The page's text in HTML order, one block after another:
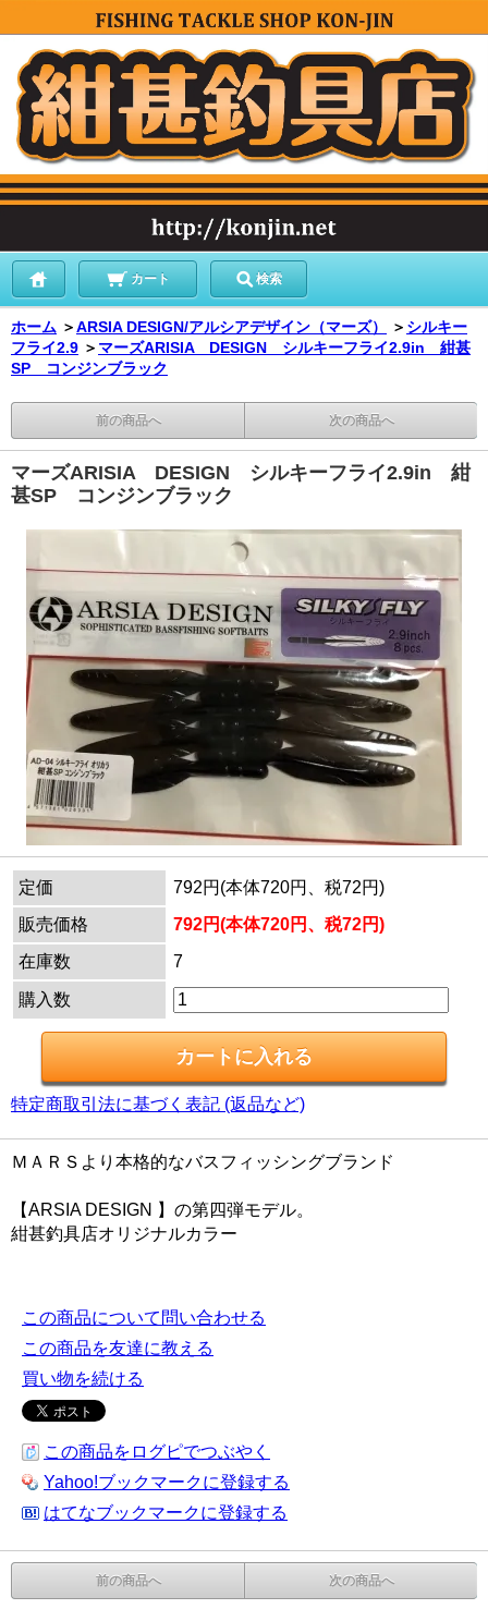
カート 検索
ホーム ＞ARSIA DESIGN/アルシアデザイン（マーズ） ＞ シルキー
フライ2.9 ＞ マーズARISIA DESIGN シルキーフライ2.9in 紺甚
SP コンジンブラック
前の商品へ 次の商品へ
マーズARISIA DESIGN シルキーフライ2.9in 紺
甚SP コンジンブラック
定価
792円(本体720円、税72円)
販売価格
792円(本体720円、税72円)
在庫数
7
購入数
特定商取引法に基づく表記 (返品など)
ＭＡＲＳより本格的なバスフィッシングブランド
【ARSIA DESIGN 】の第四弾モデル。
紺甚釣具店オリジナルカラー
この商品について問い合わせる
この商品を友達に教える
買い物を続ける
この商品をログピでつぶやく
Yahoo!ブックマークに登録する
はてなブックマークに登録する
前の商品へ 次の商品へ